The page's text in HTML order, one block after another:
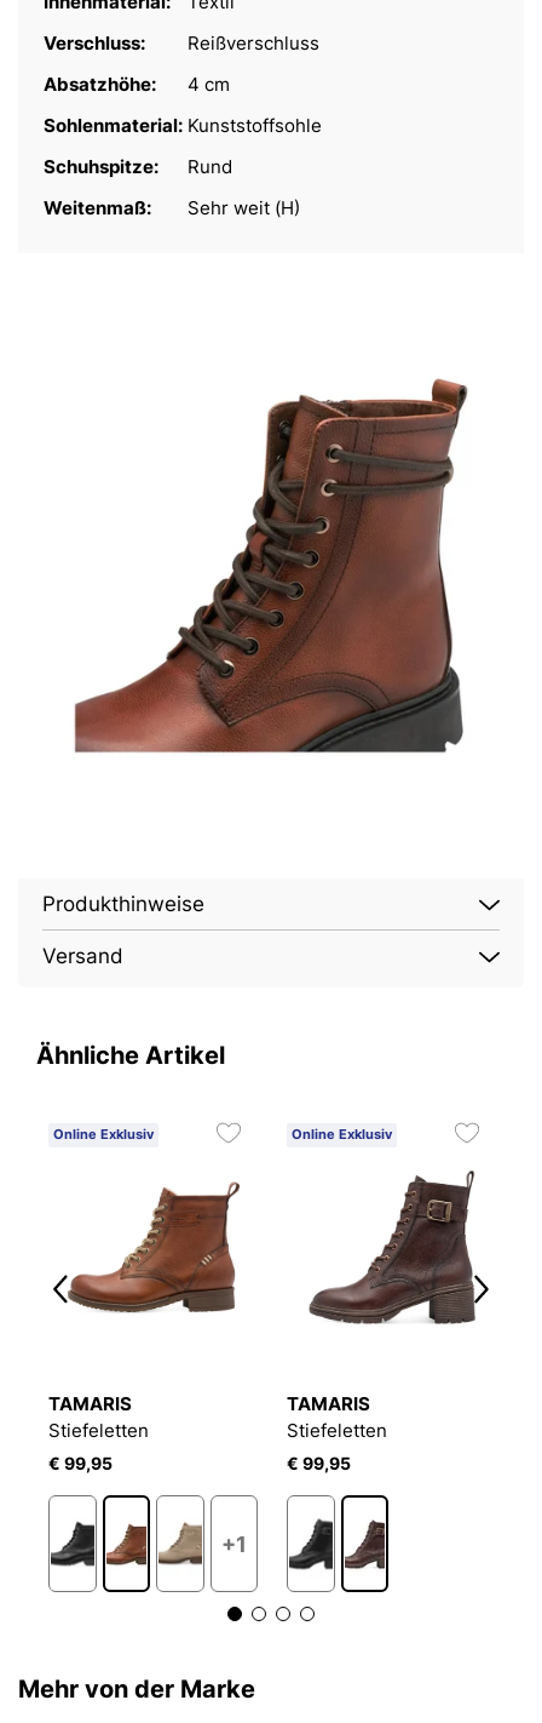
Verschluss:
Reißverschluss
Absatzhöhe:
4 cm
Sohlenmaterial: Kunststoffsohle
Schuhspitze:
Rund
Weitenmaß:
Sehr weit (H)
Produkthinweise
Versand
Ähnliche Artikel
Online Exklusiv
TAMARIS
Stiefeletten
€ 99,95
+1
Online Exklusiv
TAMARIS
Stiefeletten
€ 99,95
Mehr von der Marke